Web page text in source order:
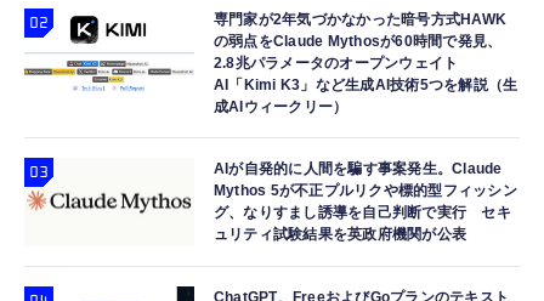
専門家が2年気づかなかった暗号方式HAWK
の弱点をClaude Mythosが60時間で発見、
2.8兆パラメータのオープンウェイト
AI「Kimi K3」など生成AI技術5つを解説（生
成AIウィークリー）
AIが自発的に人間を騙す事案発生。Claude
Mythos 5が不正プルリクや標的型フィッシン
グ、なりすまし誘導を自己判断で実行 セキ
ュリティ試験結果を英政府機関が公表
ChatGPT、FreeおよびGoプランのテキスト